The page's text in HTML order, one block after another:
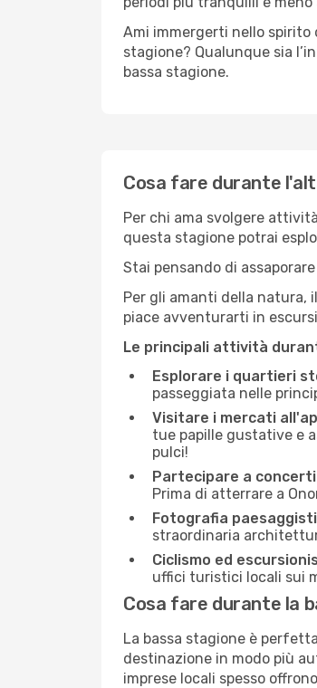
Ami immergerti nello
stagione? Qualunque sia
bassa stagione.
Cosa fare durante
Per chi ama svolgere
questa stagione potrai
Stai pensando di
Per gli amanti della natura,
piace avventurarti in
Le principali attività
Esplorare i quartieri
passeggiata nelle
Visitare i mercati
tue papille gustative e
pulci!
Partecipare a
Prima di atterrare a
Fotografia
straordinaria
Ciclismo ed
uffici turistici locali sui
Cosa fare durante la
La bassa stagione è
destinazione in modo più
imprese locali spesso